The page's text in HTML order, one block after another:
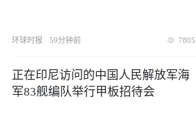
环球时报 59分钟前 7805
正在印尼访问的中国人民解放军海
军83舰编队举行甲板招待会